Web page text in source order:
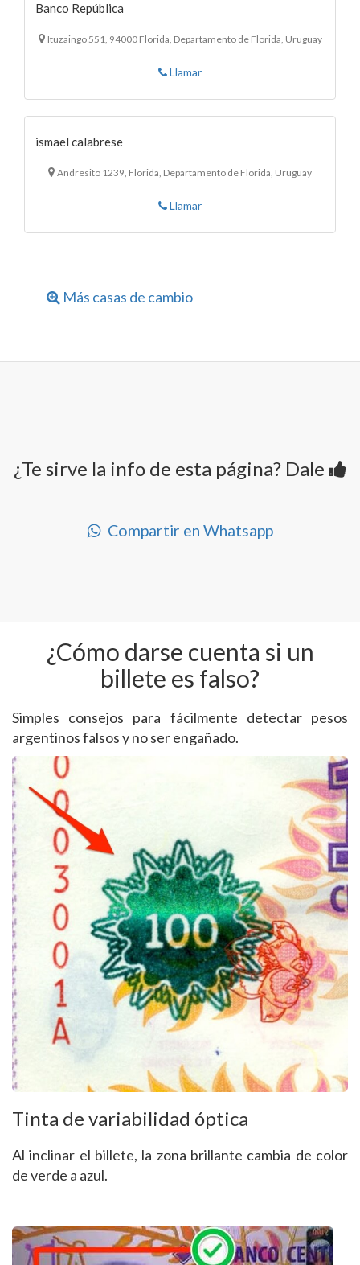
Banco República
Ituzaingo 551, 94000 Florida, Departamento de Florida, Uruguay
Llamar
ismael calabrese
Andresito 1239, Florida, Departamento de Florida, Uruguay
Llamar
Más casas de cambio
¿Te sirve la info de esta página? Dale
Compartir en Whatsapp
¿Cómo darse cuenta si un
billete es falso?
Simples consejos para fácilmente detectar pesos
argentinos falsos y no ser engañado.
Tinta de variabilidad óptica
Al inclinar el billete, la zona brillante cambia de color
de verde a azul.